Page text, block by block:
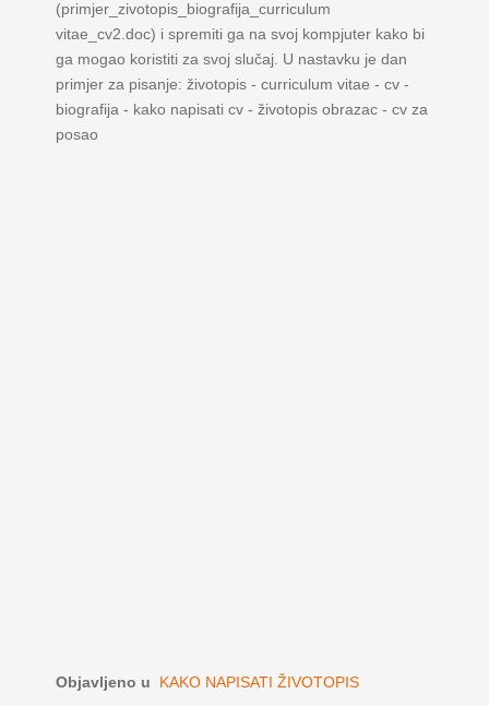
(primjer_zivotopis_biografija_curriculum
vitae_cv2.doc) i spremiti ga na svoj kompjuter kako bi
ga mogao koristiti za svoj slučaj. U nastavku je dan
primjer za pisanje: životopis - curriculum vitae - cv -
biografija - kako napisati cv - životopis obrazac - cv za
posao
Objavljeno u
KAKO NAPISATI ŽIVOTOPIS